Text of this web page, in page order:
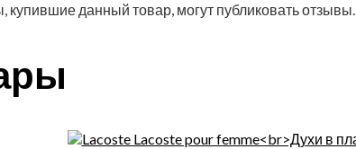
купившие данный товар, могут публиковать отзывы.